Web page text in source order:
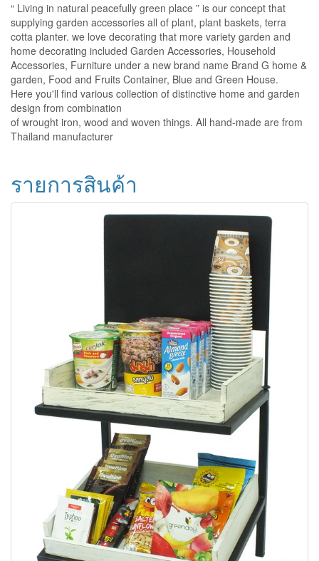
“ Living in natural peacefully green place ” is our concept that
supplying garden accessories all of plant, plant baskets, terra
cotta planter. we love decorating that more variety garden and
home decorating included Garden Accessories, Household
Accessories, Furniture under a new brand name Brand G home &
garden, Food and Fruits Container, Blue and Green House.
Here you'll find various collection of distinctive home and garden
design from combination
of wrought iron, wood and woven things. All hand-made are from
Thailand manufacturer
รายการสินค้า